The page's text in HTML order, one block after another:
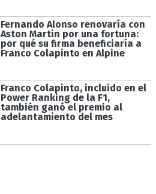
Fernando Alonso renovaría con
Aston Martin por una fortuna:
por qué su firma beneficiaría a
Franco Colapinto en Alpine
Franco Colapinto, incluido en el
Power Ranking de la F1,
también ganó el premio al
adelantamiento del mes